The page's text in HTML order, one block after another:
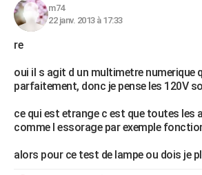
m74
22 janv. 2013 à 17:33
re
oui il s agit d un multimetre numerique
parfaitement, donc je pense les 120V
ce qui est etrange c est que toutes
comme l essorage par exemple
alors pour ce test de lampe ou dois je